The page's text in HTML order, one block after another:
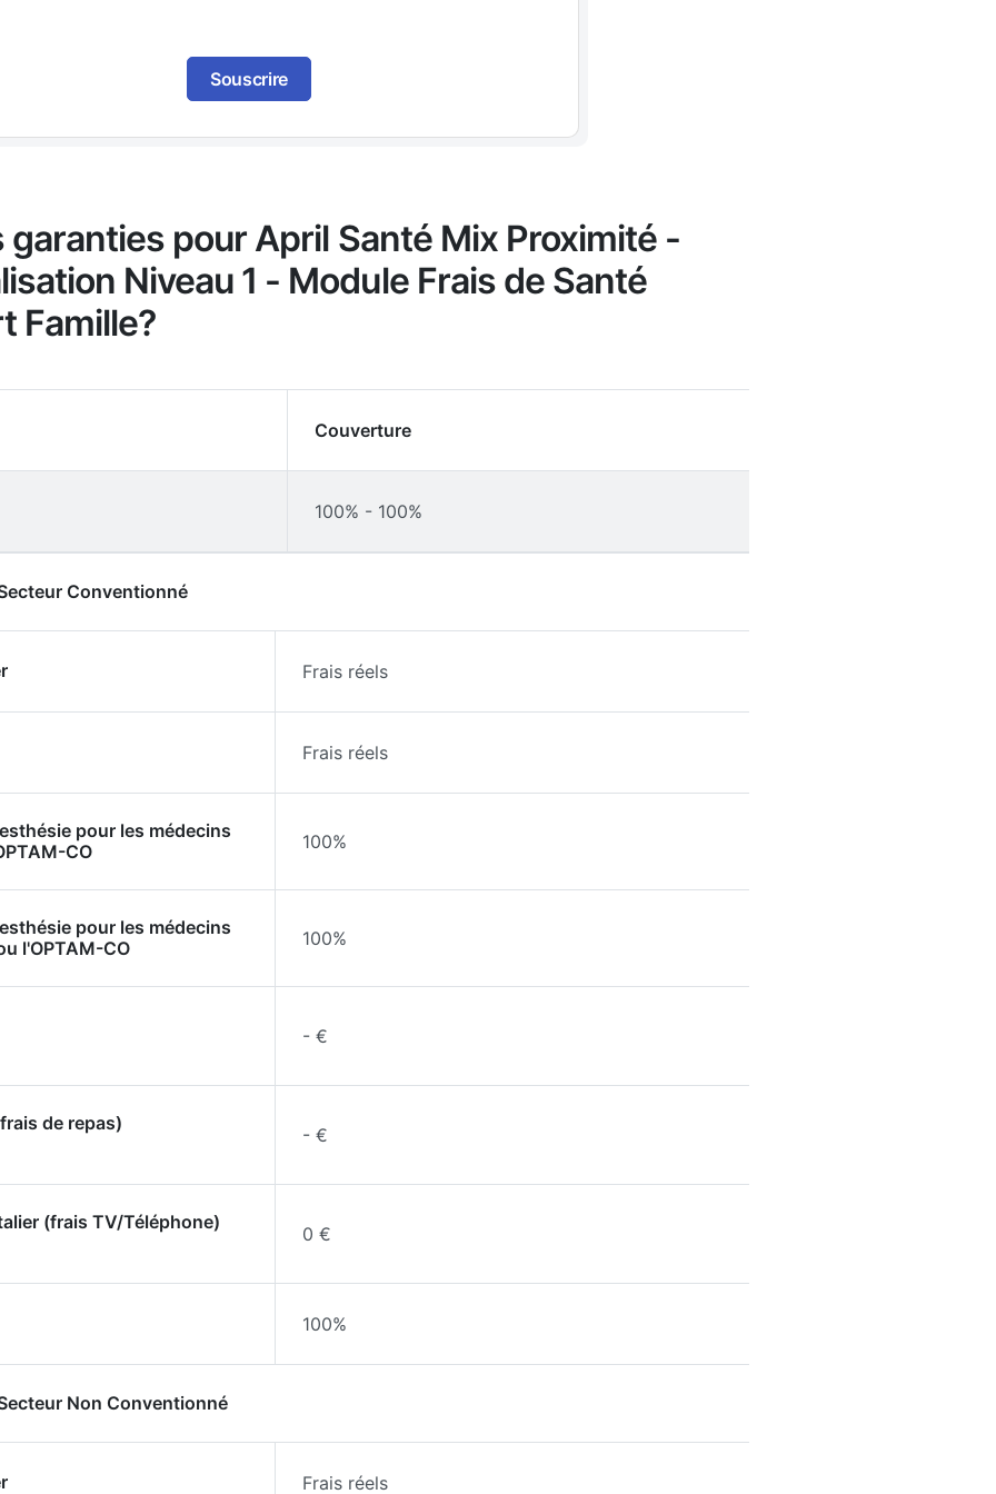
Souscrire
pour April Santé Mix Proximité -
Niveau 1 - Module Frais de Santé
Famille?
Couverture
100% - 100%
Conventionné
Frais réels
Frais réels
pour les médecins
CO
100%
pour les médecins
l'OPTAM-CO
100%
- €
de repas)
- €
(frais TV/Téléphone)
0 €
100%
Non Conventionné
Frais réels